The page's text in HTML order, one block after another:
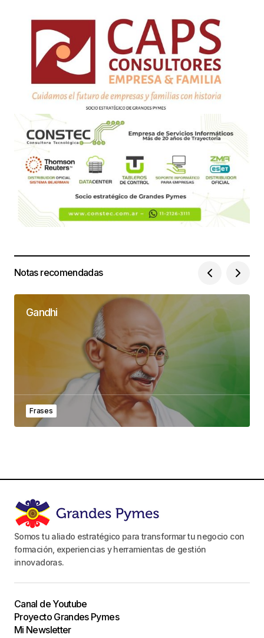
Notas recomendadas
Gandhi
Frases
Somos tu aliado estratégico para transformar tu negocio con
formación, experiencias y herramientas de gestión
innovadoras.
Canal de Youtube
Proyecto Grandes Pymes
Mi Newsletter